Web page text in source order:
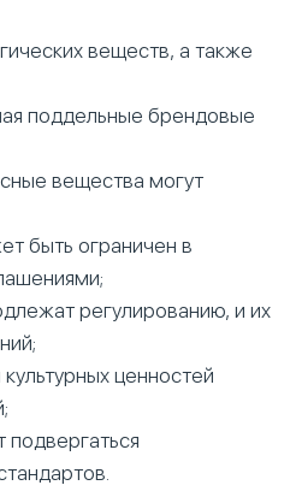
веществ, а также
поддельные брендовые
вещества могут
быть ограничен в
регулированию, и их
ценностей
подвергаться